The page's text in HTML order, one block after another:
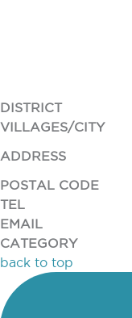
DISTRICT
VILLAGES/CITY
ADDRESS
POSTAL CODE
TEL
EMAIL
CATEGORY
back to top